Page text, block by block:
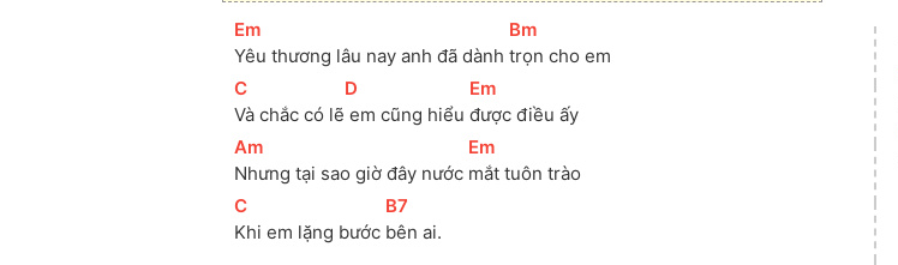
[Em
Yêu thương lâu nay anh đã dành
[Bm
trọn cho em
[
C
Và chắc có lẽ
[D
em cũng hiểu
[Em
được điều ấy
[
Am
Nhưng tại sao giờ đây nước
[Em
mắt tuôn trào
[
C
Khi em lặng bước
[B7
bên ai.